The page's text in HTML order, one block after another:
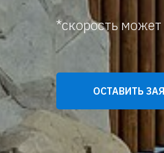
*скорость
ОСТАВИТЬ